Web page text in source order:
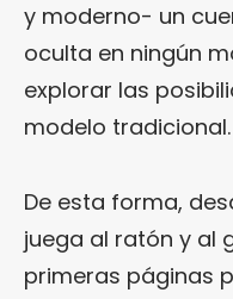
y moderno- un
oculta en ningún
explorar las
modelo tradicional.
De esta forma,
juega al ratón y al
primeras páginas